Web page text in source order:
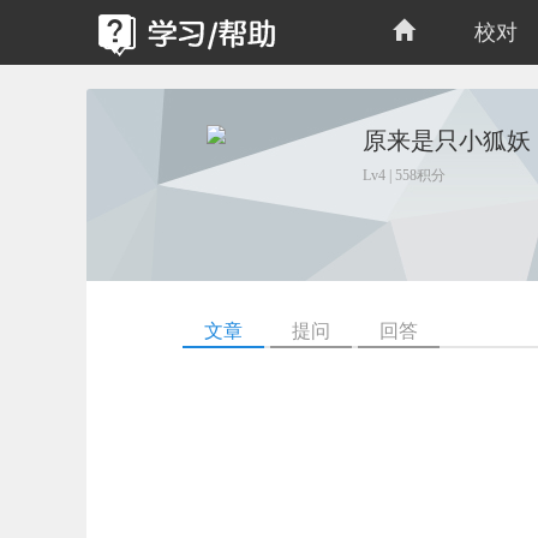
校对
原来是只小狐妖
Lv4 | 558积分
文章 提问 回答